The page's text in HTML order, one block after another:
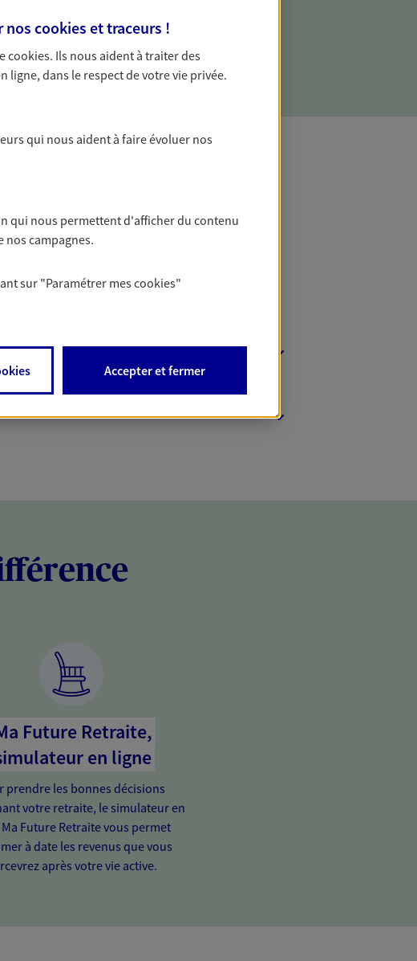
et Protection
Future Retraite,
en ligne
prendre les bonnes décisions
votre retraite, le simulateur en
Future Retraite vous permet
à date les revenus que vous
après votre vie active.
nos cookies et traceurs !
cookies. Ils nous aident à traiter des
dans le respect de votre vie privée.
qui nous aident à faire évoluer nos
qui nous permettent d'afficher du contenu
nos campagnes.
sur "Paramétrer mescookies"
Accepter et fermer